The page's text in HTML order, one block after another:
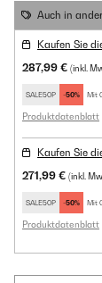
Auch in
Kaufen Sie
287,99 € (inkl.
SALE50P -50% Mit
Produktdatenblatt
Kaufen Sie
271,99 € (inkl.
SALE50P -50% Mit
Produktdatenblatt